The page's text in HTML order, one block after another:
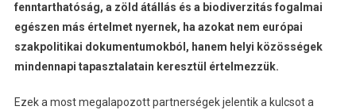
fenntarthatóság, a zöld átállás és a biodiverzitás fogalmai
egészen más értelmet nyernek, ha azokat nem európai
szakpolitikai dokumentumokból, hanem helyi közösségek
mindennapi tapasztalatain keresztül értelmezzük.
Ezek a most megalapozott partnerségek jelentik a kulcsot a